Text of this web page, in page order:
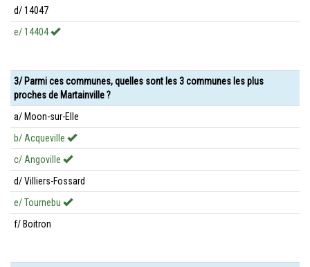
d/ 14047
e/ 14404
3/ Parmi ces communes, quelles sont les 3 communes les plus
proches de Martainville ?
a/ Moon-sur-Elle
b/ Acqueville
c/ Angoville
d/ Villiers-Fossard
e/ Tournebu
f/ Boitron